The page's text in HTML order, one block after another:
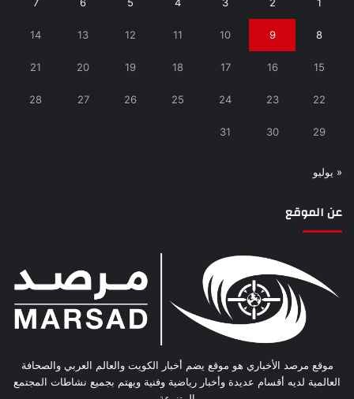
1
2
3
4
5
6
7
8
9
10
11
12
13
14
15
16
17
18
19
20
21
22
23
24
25
26
27
28
29
30
31
« يوليو
عن الموقع
موقع مرصد الأخباري هو موقع يضم أخبار الكويت والعالم العربي والصحافة
العالمية لديه أقسام عديدة وأخبار رياضية وفنية ويهتم بجميع نشاطات المجتمع